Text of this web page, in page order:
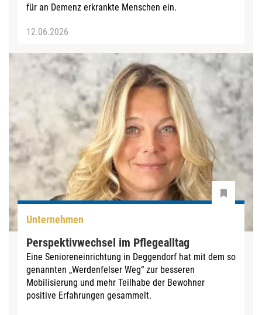
für an Demenz erkrankte Menschen ein.
12.06.2026
Unternehmen
Perspektivwechsel im Pflegealltag
Eine Senioreneinrichtung in Deggendorf hat mit dem so
genannten „Werdenfelser Weg“ zur besseren
Mobilisierung und mehr Teilhabe der Bewohner
positive Erfahrungen gesammelt.